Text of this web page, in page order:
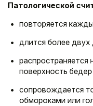
Патологической
повторяется
длится более двух
распространяется
поверхность
сопровождается
обмороками или